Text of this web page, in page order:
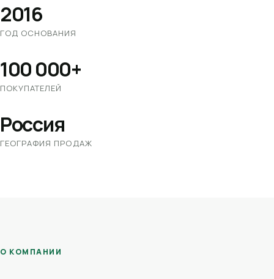
2016
ГОД ОСНОВАНИЯ
100 000+
ПОКУПАТЕЛЕЙ
Россия
ГЕОГРАФИЯ ПРОДАЖ
О КОМПАНИИ